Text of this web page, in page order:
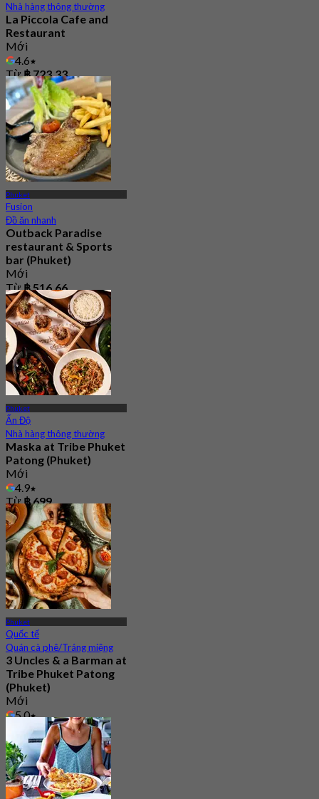
Nhà hàng thông thường
La Piccola Cafe and
Restaurant
Mới
4.6
Từ฿ 723.33
Phuket
Fusion
Đồ ăn nhanh
Outback Paradise
restaurant & Sports
bar (Phuket)
Mới
Từ฿ 516.66
Phuket
Ấn Độ
Nhà hàng thông thường
Maska at Tribe Phuket
Patong (Phuket)
Mới
4.9
Từ฿ 699
Phuket
Quốc tế
Quán cà phê/Tráng miệng
3 Uncles & a Barman at
Tribe Phuket Patong
(Phuket)
Mới
5.0
฿ 599